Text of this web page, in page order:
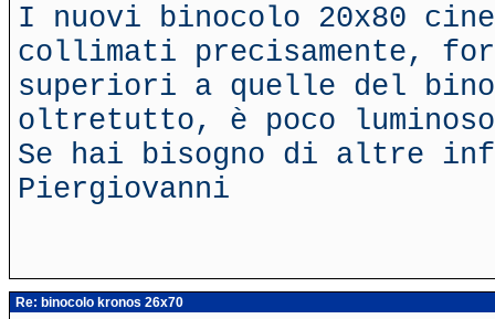
I nuovi binocolo 20x80
collimati precisamente,
superiori a quelle del
oltretutto, è poco
Se hai bisogno di altre
Piergiovanni
Re: binocolo kronos 26x70